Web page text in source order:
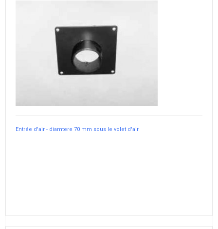
Entrée d'air - diamtere 70 mm sous le volet d'air